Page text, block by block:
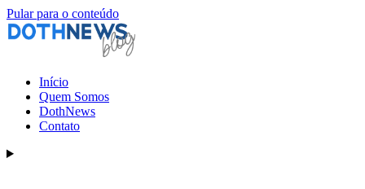
Pular para o conteúdo
Início
Quem Somos
DothNews
Contato